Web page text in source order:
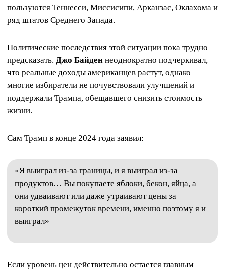
пользуются Теннесси, Миссисипи, Арканзас, Оклахома и
ряд штатов Среднего Запада.
Политические последствия этой ситуации пока трудно
предсказать. Джо Байден неоднократно подчеркивал,
что реальные доходы американцев растут, однако
многие избиратели не почувствовали улучшений и
поддержали Трампа, обещавшего снизить стоимость
жизни.
Сам Трамп в конце 2024 года заявил:
«Я выиграл из-за границы, и я выиграл из-за
продуктов… Вы покупаете яблоки, бекон, яйца, а
они удваивают или даже утраивают цены за
короткий промежуток времени, именно поэтому я и
выиграл»
Если уровень цен действительно остается главным